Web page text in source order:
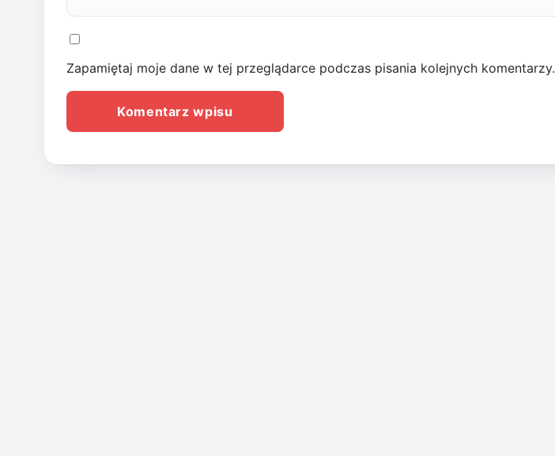
Zapamiętaj moje dane w tej przeglądarce podczas pisania kolejnych komentarzy.